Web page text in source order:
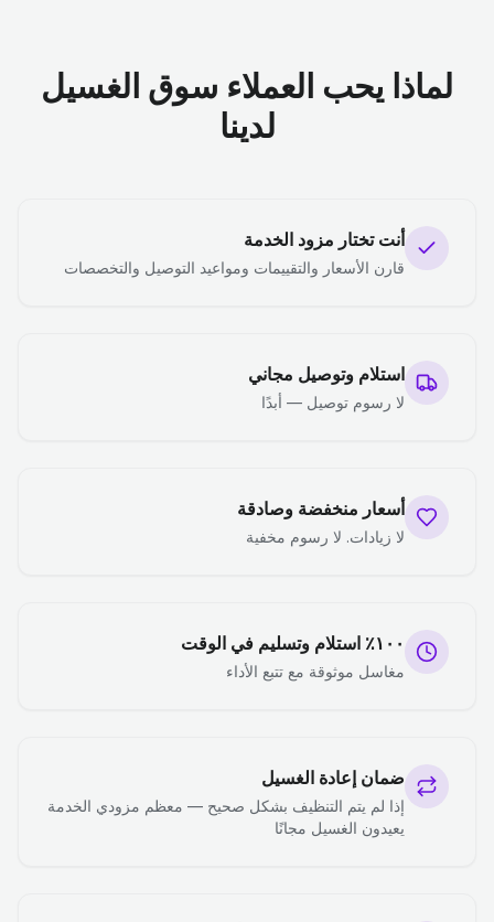
لماذا يحب العملاء سوق الغسيل
لدينا
أنت تختار مزود الخدمة
قارن الأسعار والتقييمات ومواعيد التوصيل والتخصصات
استلام وتوصيل مجاني
لا رسوم توصيل — أبدًا
أسعار منخفضة وصادقة
لا زيادات. لا رسوم مخفية
١٠٠٪ استلام وتسليم في الوقت
مغاسل موثوقة مع تتبع الأداء
ضمان إعادة الغسيل
إذا لم يتم التنظيف بشكل صحيح — معظم مزودي الخدمة
يعيدون الغسيل مجانًا